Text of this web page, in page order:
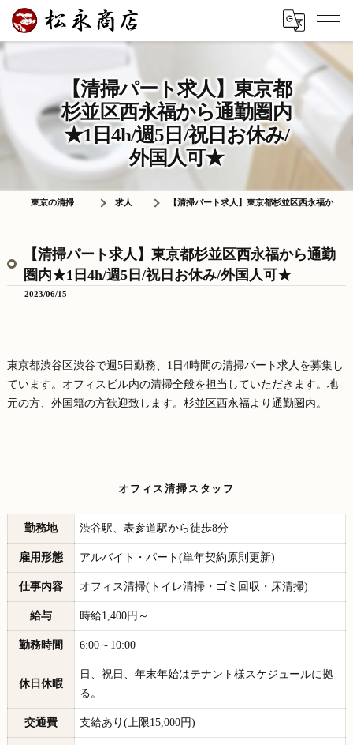
【清掃パート求人】東京都
杉並区西永福から通勤圏内
★1日4h/週5日/祝日お休み/
外国人可★
東京の清掃は株式会社松永商店 求人情報ブログ 【清掃パート求人】東京都杉並区西永福から通勤圏内★1日4h/週5日/祝日お休み/外国人可★
【清掃パート求人】東京都杉並区西永福から通勤
圏内★1日4h/週5日/祝日お休み/外国人可★
2023/06/15
東京都渋谷区渋谷で週5日勤務、1日4時間の清掃パート求人を募集し
ています。オフィスビル内の清掃全般を担当していただきます。地
元の方、外国籍の方歓迎致します。杉並区西永福より通勤圏内。
オフィス清掃スタッフ
勤務地 渋谷駅、表参道駅から徒歩8分
雇用形態 アルバイト・パート(単年契約原則更新)
仕事内容 オフィス清掃(トイレ清掃・ゴミ回収・床清掃)
給与 時給1,400円～
勤務時間 6:00～10:00
休日休暇
日、祝日、年末年始はテナント様スケジュールに拠
る。
交通費 支給あり(上限15,000円)